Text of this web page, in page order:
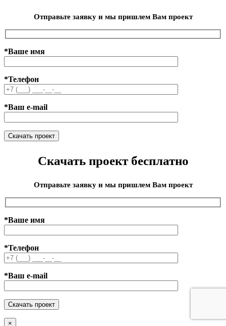
Отправьте заявку и мы пришлем Вам проект
*Ваше имя
*Телефон
*Ваш e-mail
Скачать проект бесплатно
Отправьте заявку и мы пришлем Вам проект
*Ваше имя
*Телефон
*Ваш e-mail
×